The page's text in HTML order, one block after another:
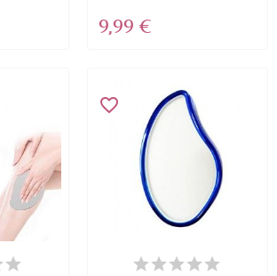
9,99 €
favorite_border